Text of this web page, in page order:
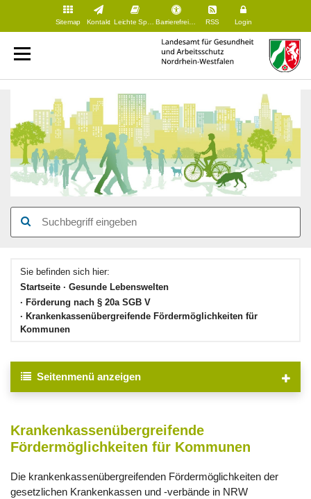
Sitemap Kontakt Barrierefreiheit RSS Login
Sie befinden sich hier:
Startseite
Gesunde Lebenswelten
Förderung nach § 20a SGB V
Krankenkassenübergreifende Fördermöglichkeiten für
Kommunen
Seitenmenü anzeigen
Krankenkassenübergreifende
Fördermöglichkeiten für Kommunen
Die krankenkassenübergreifenden Fördermöglichkeiten der
gesetzlichen Krankenkassen und -verbände in NRW